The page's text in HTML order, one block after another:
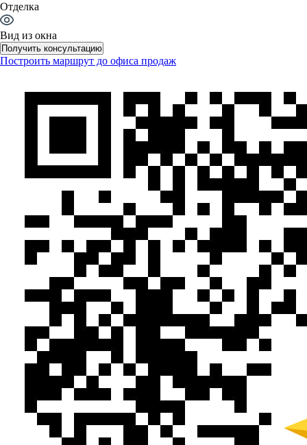
Отделка
Вид из окна
Получить консультацию
Построить маршрут до офиса продаж